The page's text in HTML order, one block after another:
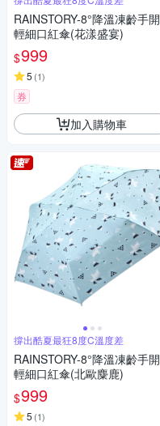
RAINSTORY-8°降溫凍齡手開
輕細口紅傘(花漾盛宴)
$999
5 (1)
券
加入購物車
撐出酷夏最狂8度C溫度差
RAINSTORY-8°降溫凍齡手開
輕細口紅傘(北歐麋鹿)
$999
5 (1)